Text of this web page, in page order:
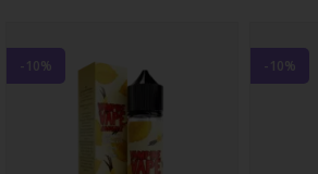
-10% -10%